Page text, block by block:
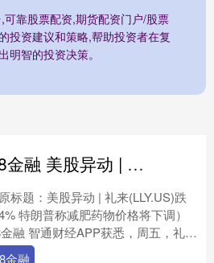
靠股票配资,期货配资门户/股票
投资建议和策略,帮助投资者在复
明智的投资决策。
K8金融 美股异动 | 礼来(LLY.US)跌超4% 特朗普称减肥药物价格将下调
原标题：美股异动 | 礼来(LLY.US)跌
特朗普称减肥药物价格将下调）
融 智通财经APP获悉，周五，礼来
开盘跌超4%，为8月7....
金融